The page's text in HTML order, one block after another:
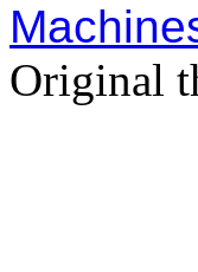
Original